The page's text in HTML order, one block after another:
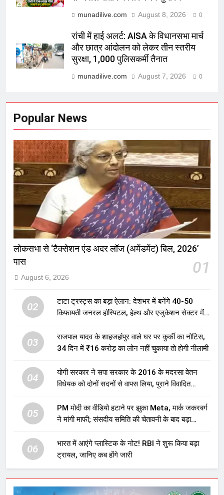
munadilive.com August 8, 2026 0
रांची में हाई अलर्ट: AISA के विधानसभा मार्च
और छात्र आंदोलन को लेकर तीन स्तरीय
सुरक्षा, 1,000 पुलिसकर्मी तैनात
munadilive.com August 7, 2026 0
Popular News
लोकसभा से ‘टैक्सेशन एंड अदर लॉज (अमेंडमेंट) बिल, 2026’
पास
01
August 6, 2026
02
टाटा ट्रस्ट्स का बड़ा ऐलान: देशभर में बनेंगे 40-50
किफायती जनरल हॉस्पिटल, हेल्थ और एजुकेशन सेक्टर में
03
राजपाल यादव के शाहजहांपुर वाले घर पर कुर्की का नोटिस,
34 दिन में ₹16 करोड़ का लोन नहीं चुकाया तो होगी नीलामी
04
योगी सरकार ने सपा सरकार के 2016 के मदरसा वेतन
विधेयक को दोनों सदनों से वापस लिया, पुराने विवादित
05
PM मोदी का वीडियो हटाने पर झुका Meta, मार्क जकरबर्ग
ने मांगी माफी; संसदीय समिति की चेतावनी के बाद बड़ा
06
भारत में आएंगे प्लास्टिक के नोट! RBI ने शुरू किया बड़ा
ट्रायल, जानिए कब होंगे जारी